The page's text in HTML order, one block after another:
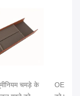
चमड़े के
OEM